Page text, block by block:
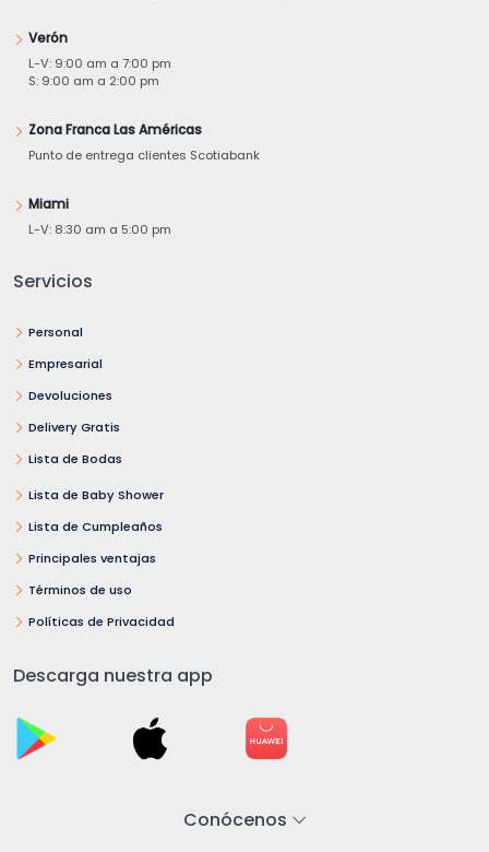
Verón
L-V: 9:00 am a 7:00 pm
S: 9:00 am a 2:00 pm
Zona Franca Las Américas
Punto de entrega clientes Scotiabank
Miami
L-V: 8:30 am a 5:00 pm
Servicios
Personal
Empresarial
Devoluciones
Delivery Gratis
Lista de Bodas
Lista de Baby Shower
Lista de Cumpleaños
Principales ventajas
Términos de uso
Políticas de Privacidad
Descarga nuestra app
Conócenos